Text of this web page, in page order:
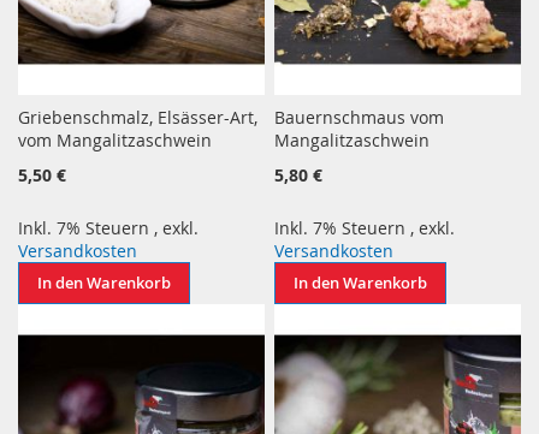
Griebenschmalz, Elsässer-Art,
vom Mangalitzaschwein
5,50 €
Inkl. 7% Steuern , exkl.
Versandkosten
In den Warenkorb
Bauernschmaus vom
Mangalitzaschwein
5,80 €
Inkl. 7% Steuern ,exkl.
Versandkosten
In den Warenkorb